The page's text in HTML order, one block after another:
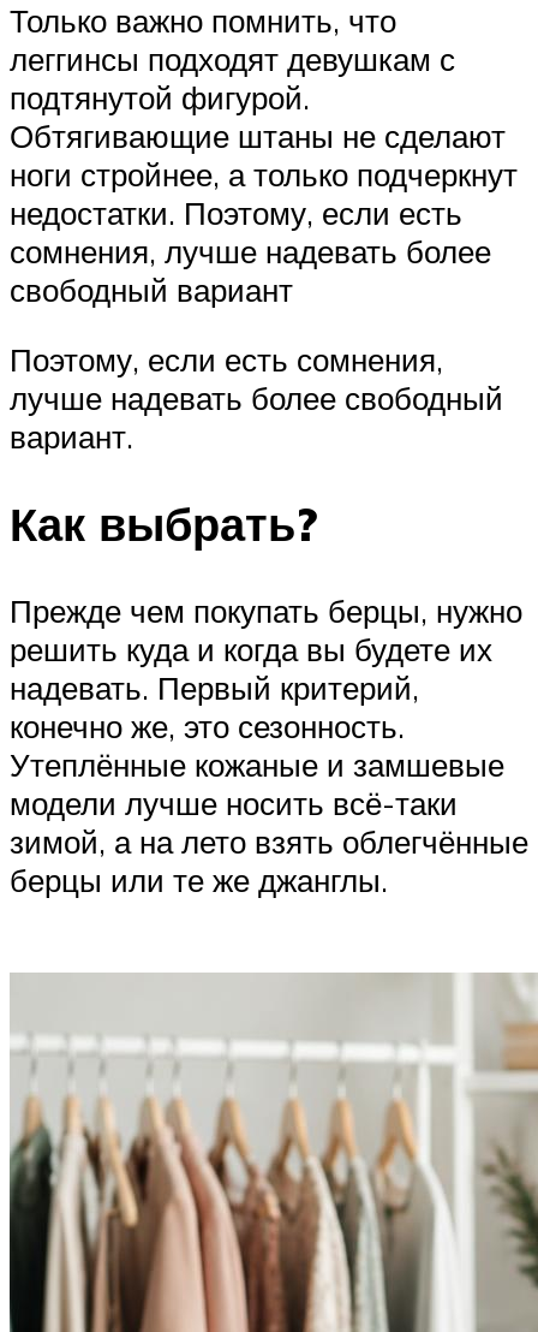
Только важно помнить, что
леггинсы подходят девушкам с
подтянутой фигурой.
Обтягивающие штаны не сделают
ноги стройнее, а только подчеркнут
недостатки. Поэтому, если есть
сомнения, лучше надевать более
свободный вариант
Поэтому, если есть сомнения,
лучше надевать более свободный
вариант.
Как выбрать?
Прежде чем покупать берцы, нужно
решить куда и когда вы будете их
надевать. Первый критерий,
конечно же, это сезонность.
Утеплённые кожаные и замшевые
модели лучше носить всё-таки
зимой, а на лето взять облегчённые
берцы или те же джанглы.